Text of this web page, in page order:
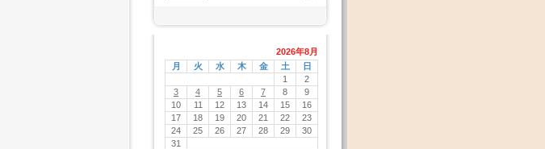
2026年8月
月
火 水 木 金 土
日
1
2
3
4 5 6 7 8
9
10
11 12 13 14 15
16
17
18 19 20 21 22
23
24
25 26 27 28 29
30
31